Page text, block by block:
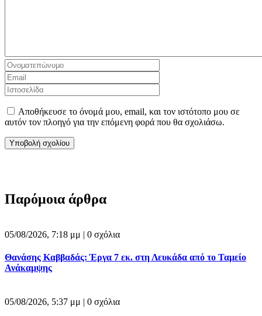
Αποθήκευσε το όνομά μου, email, και τον ιστότοπο μου σε
αυτόν τον πλοηγό για την επόμενη φορά που θα σχολιάσω.
Παρόμοια άρθρα
05/08/2026, 7:18 μμ | 0 σχόλια
Θανάσης Καββαδάς: Έργα 7 εκ. στη Λευκάδα από το Ταμείο
Ανάκαμψης
05/08/2026, 5:37 μμ | 0 σχόλια